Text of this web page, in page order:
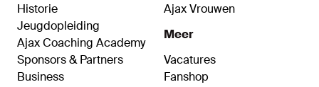
Historie
Jeugdopleiding
Ajax Coaching Academy
Sponsors & Partners
Business
Ajax Vrouwen
Meer
Vacatures
Fanshop